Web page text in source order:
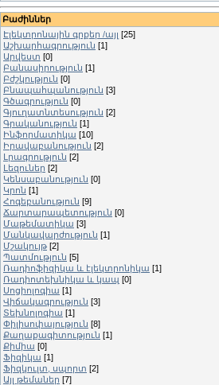
Բաժիններ
Էլեկտրոնային գրքեր /այլ [25]
Աշխարհագրություն [1]
Արվեստ [0]
Բանասիրություն [1]
Բժշկություն [0]
Բնապահպանություն [3]
Գծագրություն [0]
Գյուղատնտեսություն [2]
Գրականություն [1]
Ինֆորմատիկա [10]
Իրավաբանություն [2]
Լրագրություն [2]
Լեզուներ [2]
Կենսաբանություն [0]
Կրոն [1]
Հոգեբանություն [9]
Ճարտարապետություն [0]
Մաթեմատիկա [3]
Մանկավարժություն [1]
Մշակույթ [2]
Պատմություն [5]
Ռադիոֆիզիկա և էլեկտրոնիկա [1]
Ռադիոտեխնիկա և կապ [0]
Սոցիոլոգիա [1]
Վիճակագրություն [3]
Տեխնոլոգիա [1]
Փիլիսոփայություն [8]
Քաղաքագիտություն [1]
Քիմիա [0]
Ֆիզիկա [1]
Ֆիզկուլտ, սպորտ [2]
Այլ թեմաներ [7]